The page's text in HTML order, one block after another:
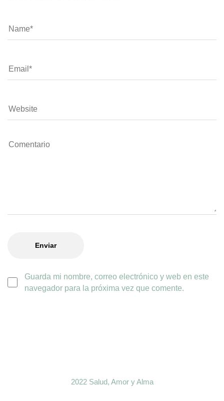
Guarda mi nombre, correo electrónico y web en este
navegador para la próxima vez que comente.
2022 Salud, Amor y Alma